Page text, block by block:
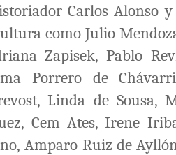
Carlos Alonso
como Julio
Zapisek, Pablo
Porrero de
Linda de Sousa,
Cem Ates, Irene
Amparo Ruiz de